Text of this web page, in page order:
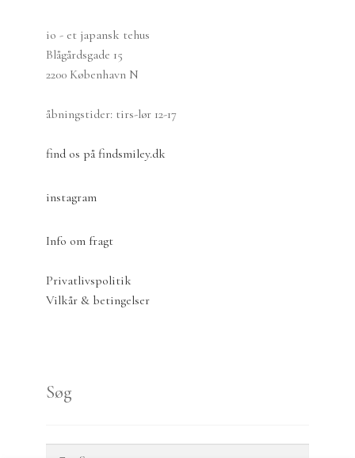
io - et japansk tehus
Blågårdsgade 15
2200 København N
åbningstider: tirs-lør 12-17
find os på findsmiley.dk
instagram
Info om fragt
Privatlivspolitik
Vilkår & betingelser
Søg